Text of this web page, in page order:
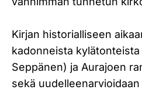
Kirjan historialliseen
kadonneista
Seppänen) ja Aurajoen
sekä